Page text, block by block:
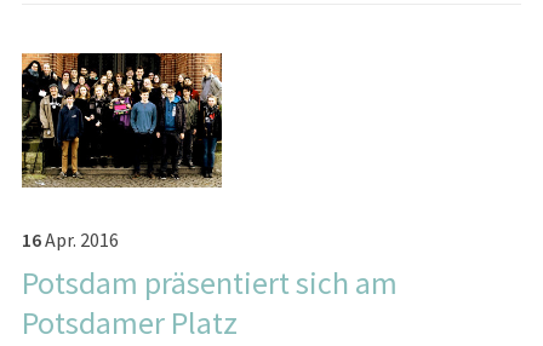
16Apr. 2016
Potsdam präsentiert sich am
Potsdamer Platz